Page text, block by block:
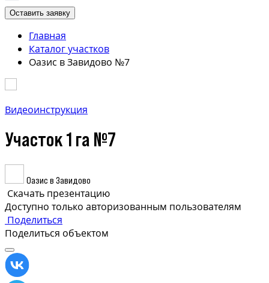
Оставить заявку
Главная
Каталог участков
Оазис в Завидово №7
Видеоинструкция
Участок 1 га №7
Оазис в Завидово
Скачать презентацию
Доступно только авторизованным пользователям
Поделиться
Поделиться объектом